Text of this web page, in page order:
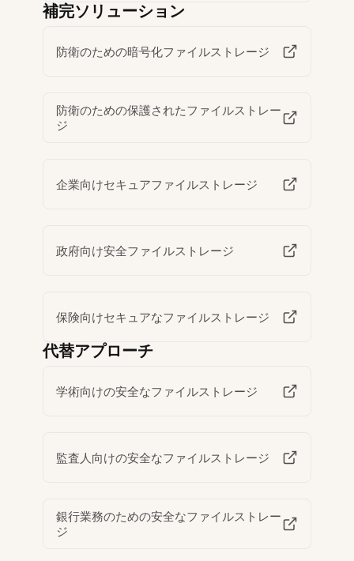
補完ソリューション
防衛のための暗号化ファイルストレージ
防衛のための保護されたファイルストレー
ジ
企業向けセキュアファイルストレージ
政府向け安全ファイルストレージ
保険向けセキュアなファイルストレージ
代替アプローチ
学術向けの安全なファイルストレージ
監査人向けの安全なファイルストレージ
銀行業務のための安全なファイルストレー
ジ